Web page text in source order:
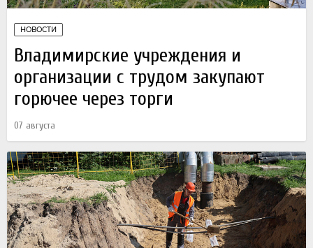
НОВОСТИ
Владимирские учреждения и
организации с трудом закупают
горючее через торги
07 августа